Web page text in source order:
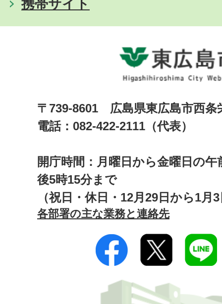
携帯サイト
〒739-8601 広島県東広島市西
電話：082-422-2111（代表）
開庁時間：月曜日から金曜日の午
後5時15分まで
（祝日・休日・12月29日から1月
各部署の主な業務と連絡先